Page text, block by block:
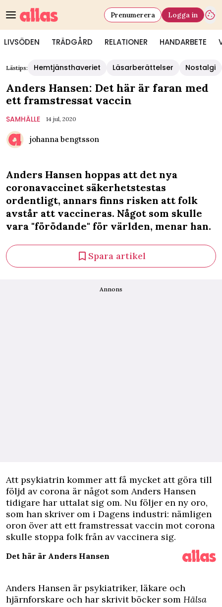
LIVSÖDEN TRÄDGÅRD RELATIONER HANDARBETE
Prenumerera Logga in
Lästips: Hemtjänsthaveriet Läsarberättelser Nostalgi
Anders Hansen: Det här är faran med
ett framstressat vaccin
SAMHÄLLE 14 jul, 2020
johanna bengtsson
Anders Hansen hoppas att det nya
coronavaccinet säkerhetstestas
ordentligt, annars finns risken att folk
avstår att vaccineras. Något som skulle
vara "förödande" för världen, menar han.
Spara artikel
Annons
Att psykiatrin kommer att få mycket att göra till
följd av corona är något som Anders Hansen
tidigare har uttalat sig om. Nu följer en ny oro,
som han skriver om i Dagens industri: nämligen
oron över att ett framstressat vaccin mot corona
skulle stoppa folk från av vaccinera sig.
Det här är Anders Hansen
Anders Hansen är psykiatriker, läkare och
hjärnforskare och har skrivit böcker som Hälsa